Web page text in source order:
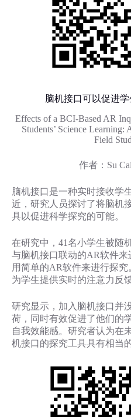
脑机接口可以促进
Effects of a BCI-Based AR
Students’ Science Learning:
Field
作者：Su
脑机接口是一种实时接收学
近，研究人员探讨了将脑机
具以促进科学探究的可能。
在研究中，41名小学生被随
与脑机接口联动的AR软件
用简单的AR软件来进行探
为学生提供实时的注意力反馈
研究显示，加入脑机接口并
荷，同时有效促进了他们的
自我效能感。研究者认为在
机接口的探究工具具有相当